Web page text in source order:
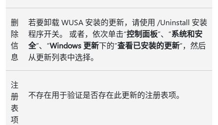
删
除
信
息
若要卸载 WUSA 安装的更新，请使用 /Uninstall 安装
程序开关。 或者，依次单击“控制面板”、“系统和安
全”、“Windows 更新下的”查看已安装的更新“，然后
从更新列表中选择。
注
册
表
项
不存在用于验证是否存在此更新的注册表项。